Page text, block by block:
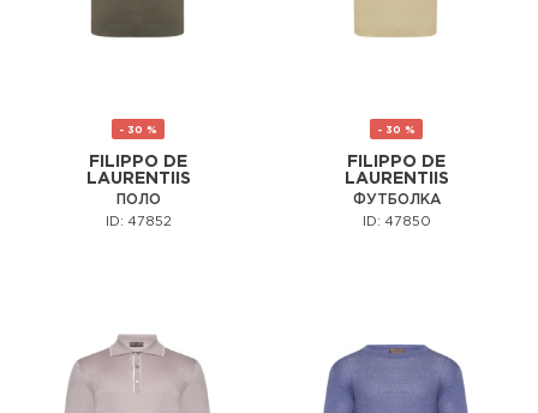
- 30 %
FILIPPO DE
LAURENTIIS
ПОЛО
ID: 47852
- 30 %
FILIPPO DE
LAURENTIIS
ФУТБОЛКА
ID: 47850